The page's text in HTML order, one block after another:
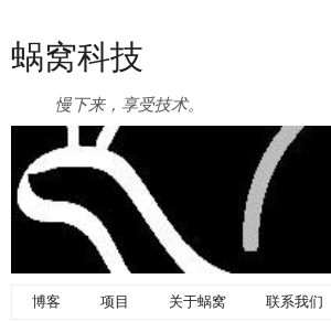
蜗窝科技
慢下来，享受技术。
博客 项目 关于蜗窝 联系我们